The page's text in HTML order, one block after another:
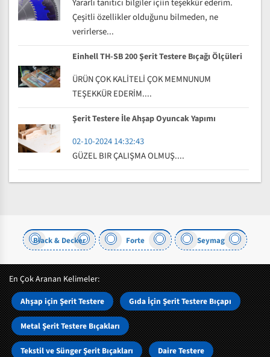
Yararlı tanıtıcı bilgiler içiin teşekkür ederim.
Çeşitli özellikler olduğunu bilmeden, ne
verirlerse...
Einhell TH-SB 200 Şerit Testere Bıçağı Ölçüleri
ÜRÜN ÇOK KALİTELİ ÇOK MEMNUNUM
TEŞEKKÜR EDERİM....
Şerit Testere İle Ahşap Oyuncak Yapımı
02-10-2024 14:32:43
GÜZEL BIR ÇALIŞMA OLMUŞ....
Black & Decker Forte Seymag
En Çok Aranan Kelimeler:
Ahşap için Şerit Testere Gıda İçin Şerit Testere Bıçapı
Metal Şerit Testere Bıçakları
Tekstil ve Sünger Şerit Bıçakları Daire Testere